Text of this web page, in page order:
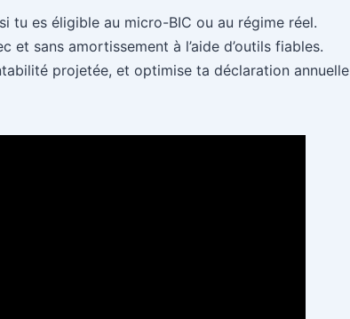
tu es éligible au micro-BIC ou au régime réel.
et sans amortissement à l’aide d’outils fiables.
projetée, et optimise ta déclaration annuelle